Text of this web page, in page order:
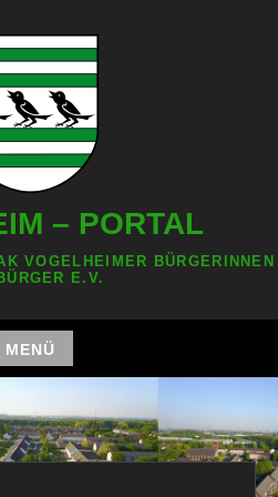
– PORTAL
VOGELHEIMER BÜRGERINNEN
E.V.
MENÜ